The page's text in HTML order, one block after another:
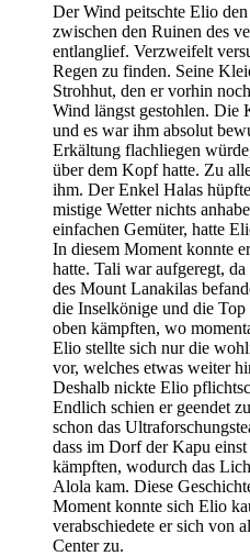
Der Wind peitschte Elio
zwischen den Ruinen des
entlanglief. Verzweifelt
Regen zu finden. Seine
Strohhut, den er vorhin
Wind längst gestohlen. Die
und es war ihm absolut
Erkältung flachliegen
über dem Kopf hatte. Zu
ihm. Der Enkel Halas
mistige Wetter nichts
einfachen Gemüter, hatte
In diesem Moment konnte
hatte. Tali war aufgeregt,
des Mount Lanakilas
die Inselkönige und die
oben kämpften, wo
Elio stellte sich nur die
vor, welches etwas weiter
Deshalb nickte Elio
Endlich schien er geendet
schon das
dass im Dorf der Kapu
kämpften, wodurch das
Alola kam. Diese
Moment konnte sich Elio
verabschiedete er sich von
Center zu.